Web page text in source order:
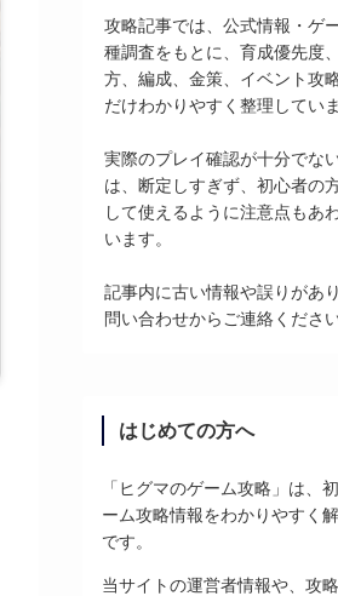
攻略記事では、公式情報・ゲ
種調査をもとに、育成優先度
方、編成、金策、イベント攻
だけわかりやすく整理していま
実際のプレイ確認が十分でな
は、断定しすぎず、初心者の
して使えるように注意点もあ
います。
記事内に古い情報や誤りがあ
問い合わせからご連絡ください
はじめての方へ
「ヒグマのゲーム攻略」は、
ーム攻略情報をわかりやすく
です。
当サイトの運営者情報や、攻